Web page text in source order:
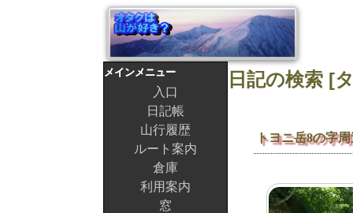
トヨニ岳8の字
メインメニュー
入口
日記帳
山行履歴
ルート案内
倉庫
利用案内
窓